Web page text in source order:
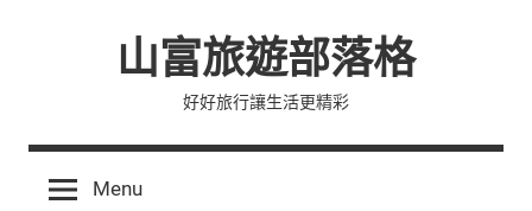
山富旅遊部落格
好好旅行讓生活更精彩
Menu